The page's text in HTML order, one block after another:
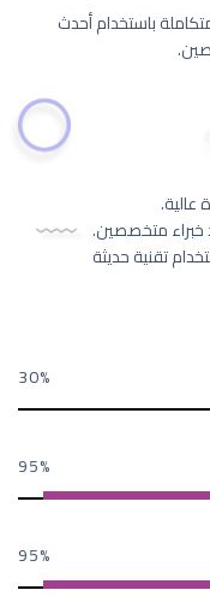
باستخدام أحدث
عالية.
خبراء متخصصين.
تقنية حديثة
30
95
95